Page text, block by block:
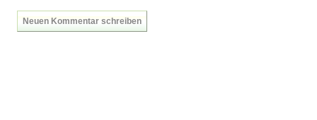
Neuen Kommentar schreiben